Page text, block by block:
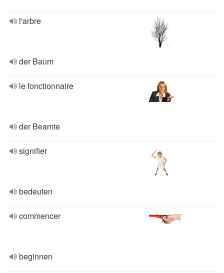
l'arbre
der Baum
le fonctionnaire
der Beamte
signifier
bedeuten
commencer
beginnen